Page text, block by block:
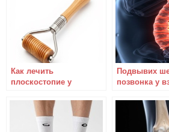
гимнастика и ЛФК.
Как лечить
плоскостопие у
Подвывих
позвонка у
и лечить?